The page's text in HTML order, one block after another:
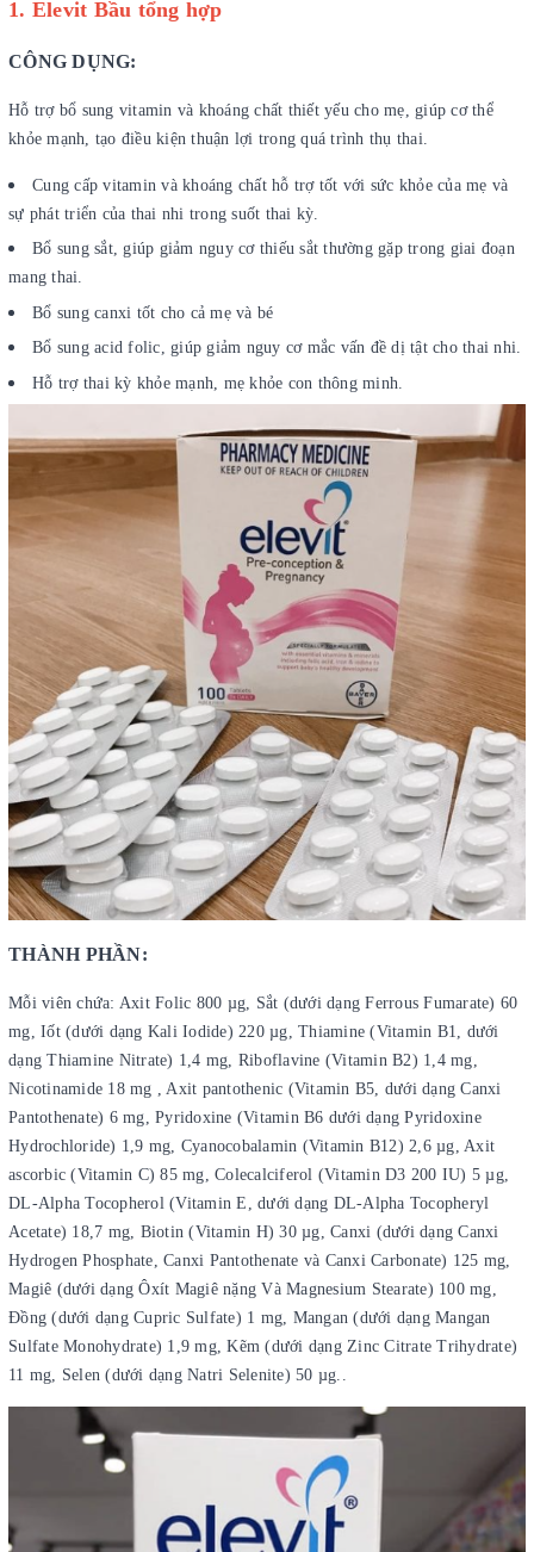
1. Elevit Bầu tổng hợp
CÔNG DỤNG:
Hỗ trợ bổ sung vitamin và khoáng chất thiết yếu cho mẹ, giúp cơ thể
khỏe mạnh, tạo điều kiện thuận lợi trong quá trình thụ thai.
Cung cấp vitamin và khoáng chất hỗ trợ tốt với sức khỏe của mẹ và
sự phát triển của thai nhi trong suốt thai kỳ.
Bổ sung sắt, giúp giảm nguy cơ thiếu sắt thường gặp trong giai đoạn
mang thai.
Bổ sung canxi tốt cho cả mẹ và bé
Bổ sung acid folic, giúp giảm nguy cơ mắc vấn đề dị tật cho thai nhi.
Hỗ trợ thai kỳ khỏe mạnh, mẹ khỏe con thông minh.
THÀNH PHẦN:
Mỗi viên chứa: Axit Folic 800 µg, Sắt (dưới dạng Ferrous Fumarate) 60
mg, Iốt (dưới dạng Kali Iodide) 220 µg, Thiamine (Vitamin B1, dưới
dạng Thiamine Nitrate) 1,4 mg, Riboflavine (Vitamin B2) 1,4 mg,
Nicotinamide 18 mg , Axit pantothenic (Vitamin B5, dưới dạng Canxi
Pantothenate) 6 mg, Pyridoxine (Vitamin B6 dưới dạng Pyridoxine
Hydrochloride) 1,9 mg, Cyanocobalamin (Vitamin B12) 2,6 µg, Axit
ascorbic (Vitamin C) 85 mg, Colecalciferol (Vitamin D3 200 IU) 5 µg,
DL-Alpha Tocopherol (Vitamin E, dưới dạng DL-Alpha Tocopheryl
Acetate) 18,7 mg, Biotin (Vitamin H) 30 µg, Canxi (dưới dạng Canxi
Hydrogen Phosphate, Canxi Pantothenate và Canxi Carbonate) 125 mg,
Magiê (dưới dạng Ôxít Magiê nặng Và Magnesium Stearate) 100 mg,
Đồng (dưới dạng Cupric Sulfate) 1 mg, Mangan (dưới dạng Mangan
Sulfate Monohydrate) 1,9 mg, Kẽm (dưới dạng Zinc Citrate Trihydrate)
11 mg, Selen (dưới dạng Natri Selenite) 50 µg..